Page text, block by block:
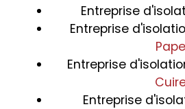
Entreprise
Entreprise
Pape
Entreprise
Entreprise